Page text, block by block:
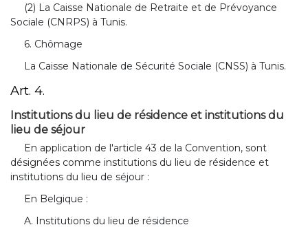
(2) La Caisse Nationale de Retraite et de Prévoyance
Sociale (CNRPS) à Tunis.
6. Chômage
La Caisse Nationale de Sécurité Sociale (CNSS) à Tunis.
Art. 4.
Institutions du lieu de résidence et institutions du
lieu de séjour
En application de l'article 43 de la Convention, sont
désignées comme institutions du lieu de résidence et
institutions du lieu de séjour :
En Belgique :
A. Institutions du lieu de résidence